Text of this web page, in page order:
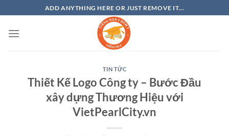
qua
nội
ADD ANYTHING HERE OR JUST REMOVE IT...
TIN TỨC
Thiết Kế Logo Công ty – Bước Đầu
xây dựng Thương Hiệu với
VietPearlCity.vn